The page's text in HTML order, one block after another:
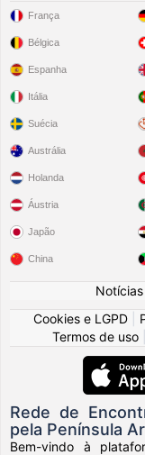
França
Bélgica
Espanha
Itália
Suécia
Austrália
Holanda
Áustria
Japão
China
Notícias
Cookies e LGPD
Termos de uso
Rede de
pela Península
Bem-vindo à